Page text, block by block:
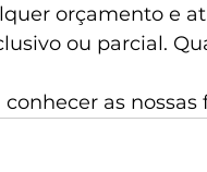
orçamento e
ou parcial.
conhecer as